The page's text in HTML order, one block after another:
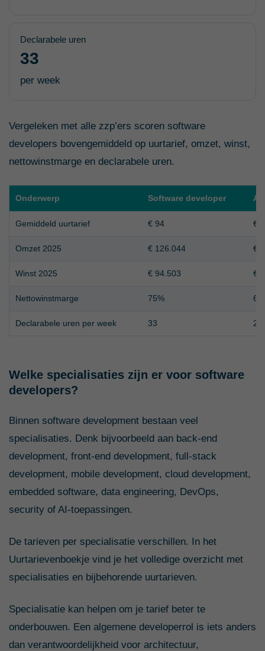
Declarabele uren
33
per week
Vergeleken met alle zzp’ers scoren software
developers bovengemiddeld op uurtarief, omzet, winst,
nettowinstmarge en declarabele uren.
Onderwerp Software developer
Gemiddeld uurtarief € 94 €
Omzet 2025 € 126.044 €
Winst 2025 € 94.503 €
Nettowinstmarge 75%
Declarabele uren per week 33 28
Welke specialisaties zijn er voor software
developers?
Binnen software development bestaan veel
specialisaties. Denk bijvoorbeeld aan back-end
development, front-end development, full-stack
development, mobile development, cloud development,
embedded software, data engineering, DevOps,
security of AI-toepassingen.
De tarieven per specialisatie verschillen. In het
Uurtarievenboekje vind je het volledige overzicht met
specialisaties en bijbehorende uurtarieven.
Specialisatie kan helpen om je tarief beter te
onderbouwen. Een algemene developerrol is iets anders
dan verantwoordelijkheid voor architectuur,